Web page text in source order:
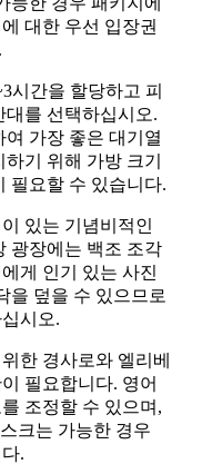
대한 우선 입장권
시간을 할당하고 피
대를 선택하십시오.
여 가장 좋은 대기열
기 위해 가방 크기
필요할 수 있습니다.
있는 기념비적인
광장에는 백조 조각
게 인기 있는 사진
을 덮을 수 있으므로
시오.
한 경사로와 엘리베
필요합니다. 영어
조정할 수 있으며,
크는 가능한 경우
.